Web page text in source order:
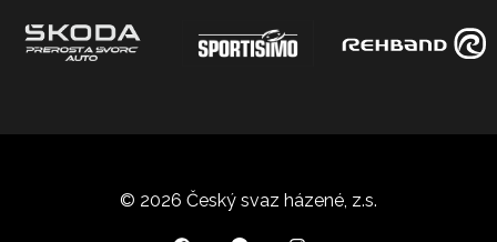
© 2026 Český svaz házené, z.s.